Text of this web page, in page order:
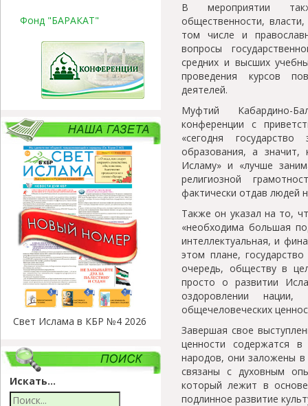
Фонд "БАРАКАТ"
Свет Ислама в КБР №4 2026
Искать...
В мероприятии
общественности,
том числе и
вопросы
средних и высших
проведения курсов
деятелей.
Муфтий Кабардино-
конференции с
«сегодня
образования, а значит,
Исламу» и «лучше
религиозной
фактически отдав людей
Также он указал на то,
«необходима большая
интеллектуальная, и
этом плане,
очередь, обществу в
просто о развитии
оздоровлении нации,
общечеловеческих
Завершая свое
ценности содержатся
народов, они заложены в
связаны с духовным
который лежит в
подлинное развитие